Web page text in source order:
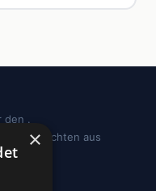
den .
Geschichten aus
×